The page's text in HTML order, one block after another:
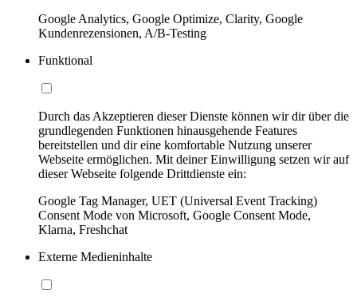
Google Analytics, Google Optimize, Clarity, Google
Kundenrezensionen, A/B-Testing
Funktional
Durch das Akzeptieren dieser Dienste können wir dir über die
grundlegenden Funktionen hinausgehende Features
bereitstellen und dir eine komfortable Nutzung unserer
Webseite ermöglichen. Mit deiner Einwilligung setzen wir auf
dieser Webseite folgende Drittdienste ein:
Google Tag Manager, UET (Universal Event Tracking)
Consent Mode von Microsoft, Google Consent Mode,
Klarna, Freshchat
Externe Medieninhalte